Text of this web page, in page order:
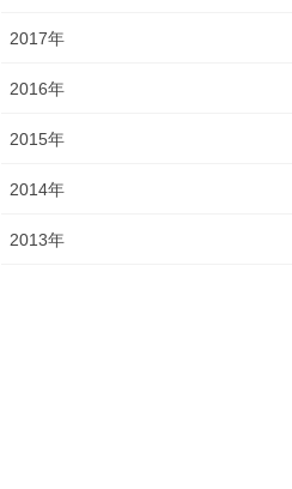
2017年
2016年
2015年
2014年
2013年